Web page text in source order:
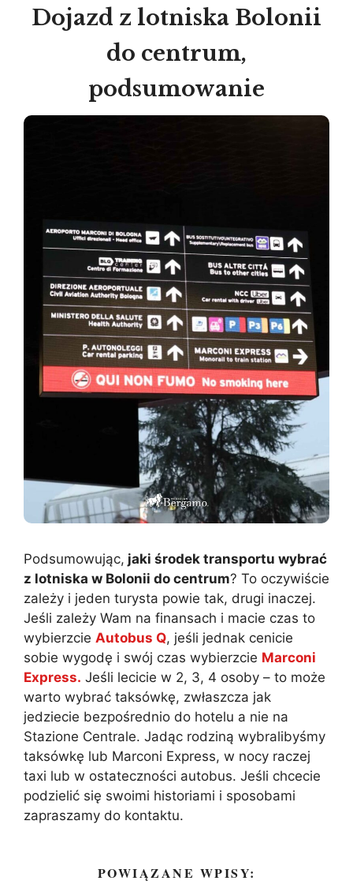
Dojazd z lotniska Bolonii
do centrum,
podsumowanie
Podsumowując, jaki środek transportu wybrać
z lotniska w Bolonii do centrum? To oczywiście
zależy i jeden turysta powie tak, drugi inaczej.
Jeśli zależy Wam na finansach i macie czas to
wybierzcie Autobus Q, jeśli jednak cenicie
sobie wygodę i swój czas wybierzcie Marconi
Express. Jeśli lecicie w 2, 3, 4 osoby – to może
warto wybrać taksówkę, zwłaszcza jak
jedziecie bezpośrednio do hotelu a nie na
Stazione Centrale. Jadąc rodziną wybralibyśmy
taksówkę lub Marconi Express, w nocy raczej
taxi lub w ostateczności autobus. Jeśli chcecie
podzielić się swoimi historiami i sposobami
zapraszamy do kontaktu.
POWIĄZANE WPISY: